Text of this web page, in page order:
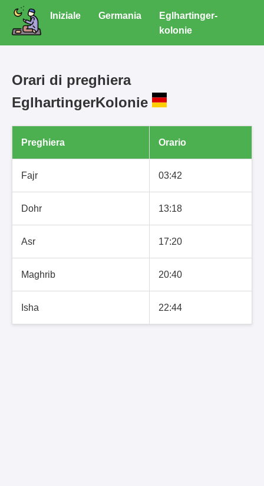
Iniziale Germania
Eglhartinger-
kolonie
Orari di preghiera
EglhartingerKolonie
Preghiera Orario
Fajr 03:42
Dohr 13:18
Asr 17:20
Maghrib 20:40
Isha 22:44